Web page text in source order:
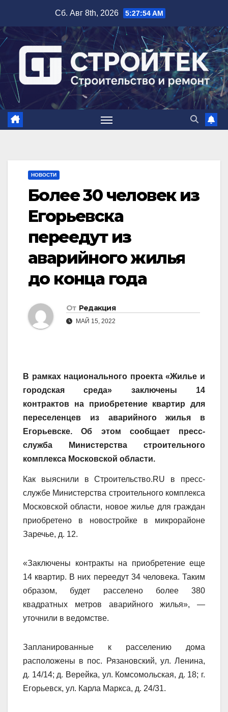
содержимому
Сб. Авг 8th, 2026 5:27:55 AM
НОВОСТИ
Более 30 человек из
Егорьевска
переедут из
аварийного жилья
до конца года
От Редакция
МАЙ 15, 2022
В рамках национального проекта «Жилье и
городская среда» заключены 14
контрактов на приобретение квартир для
переселенцев из аварийного жилья в
Егорьевске. Об этом сообщает пресс-
служба Министерства строительного
комплекса Московской области.
Как выяснили в Строительство.RU в пресс-
службе Министерства строительного комплекса
Московской области, новое жилье для граждан
приобретено в новостройке в микрорайоне
Заречье, д. 12.
«Заключены контракты на приобретение еще
14 квартир. В них переедут 34 человека. Таким
образом, будет расселено более 380
квадратных метров аварийного жилья», —
уточнили в ведомстве.
Запланированные к расселению дома
расположены в пос. Рязановский, ул. Ленина,
д. 14/14; д. Верейка, ул. Комсомольская, д. 18; г.
Егорьевск, ул. Карла Маркса, д. 24/31.